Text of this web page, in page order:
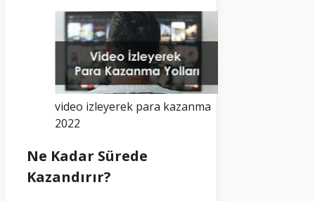
video izleyerek para kazanma
2022
Ne Kadar Sürede
Kazandırır?